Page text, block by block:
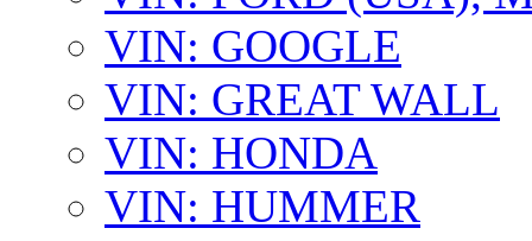
VIN: GOOGLE
VIN: GREAT WALL
VIN: HONDA
VIN: HUMMER